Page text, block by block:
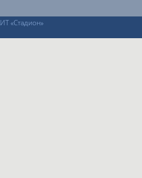
«Стадион»